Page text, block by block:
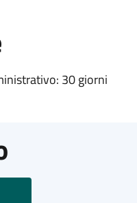
30 giorni